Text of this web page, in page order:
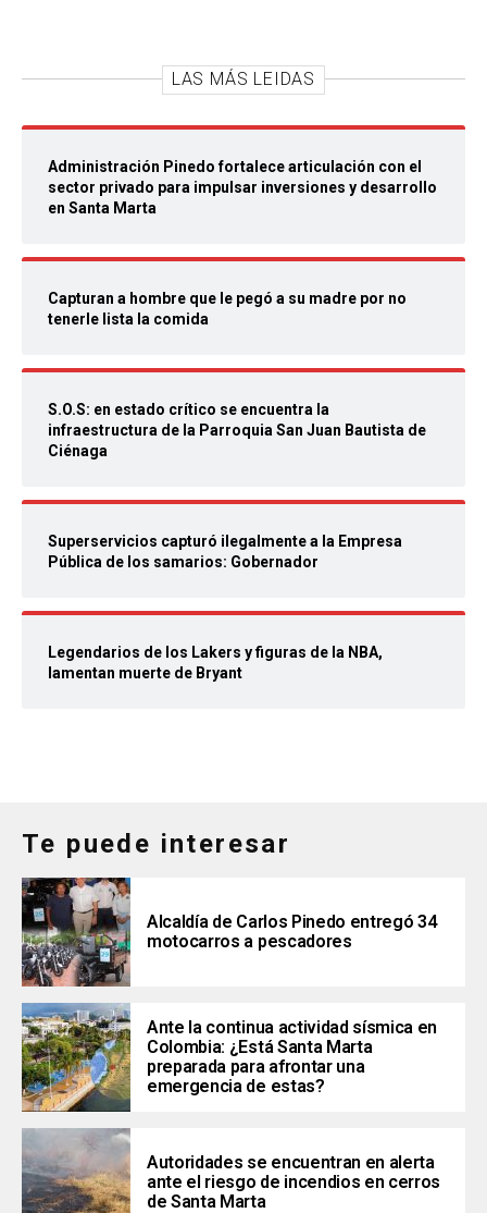
LAS MÁS LEIDAS
Administración Pinedo fortalece articulación con el
sector privado para impulsar inversiones y desarrollo
en Santa Marta
Capturan a hombre que le pegó a su madre por no
tenerle lista la comida
S.O.S: en estado crítico se encuentra la
infraestructura de la Parroquia San Juan Bautista de
Ciénaga
Superservicios capturó ilegalmente a la Empresa
Pública de los samarios: Gobernador
Legendarios de los Lakers y figuras de la NBA,
lamentan muerte de Bryant
Te puede interesar
Alcaldía de Carlos Pinedo entregó 34
motocarros a pescadores
Ante la continua actividad sísmica en
Colombia: ¿Está Santa Marta
preparada para afrontar una
emergencia de estas?
Autoridades se encuentran en alerta
ante el riesgo de incendios en cerros
de Santa Marta